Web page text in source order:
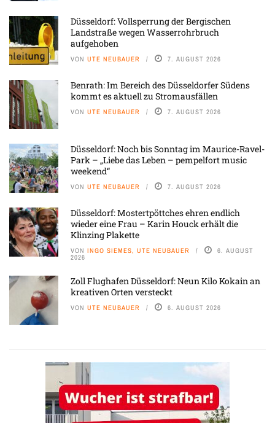
Düsseldorf: Vollsperrung der Bergischen
Landstraße wegen Wasserrohrbruch
aufgehoben
VON UTE NEUBAUER 7. AUGUST 2026
Benrath: Im Bereich des Düsseldorfer Südens
kommt es aktuell zu Stromausfällen
VON UTE NEUBAUER 7. AUGUST 2026
Düsseldorf: Noch bis Sonntag im Maurice-Ravel-
Park – „Liebe das Leben – pempelfort music
weekend“
VON UTE NEUBAUER 7. AUGUST 2026
Düsseldorf: Mostertpöttches ehren endlich
wieder eine Frau – Karin Houck erhält die
Klinzing Plakette
VON INGO SIEMES, UTE NEUBAUER 6. AUGUST
2026
Zoll Flughafen Düsseldorf: Neun Kilo Kokain an
kreativen Orten versteckt
VON UTE NEUBAUER 6. AUGUST 2026